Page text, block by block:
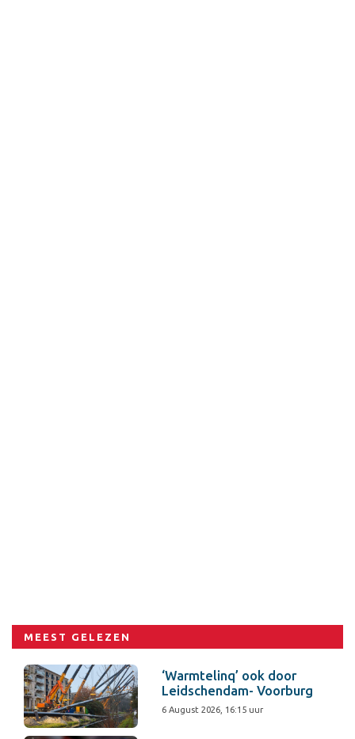
MEEST GELEZEN
‘Warmtelinq’ ook door
Leidschendam- Voorburg
6 August 2026, 16:15 uur